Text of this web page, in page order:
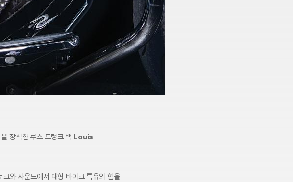
장식한 루스 트렁크 백 Louis
와 사운드에서 대형 바이크 특유의 힘을